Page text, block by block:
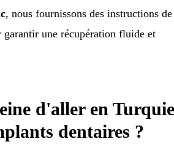
, nous fournissons des instructions de
une récupération fluide et
d'aller en Turquie
dentaires ?